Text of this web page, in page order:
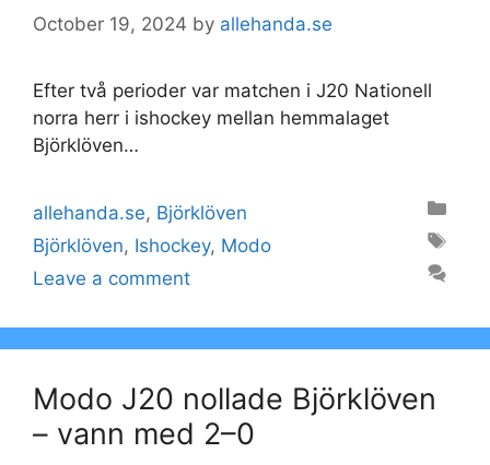
October 19, 2024 by allehanda.se
Efter två perioder var matchen i J20 Nationell
norra herr i ishockey mellan hemmalaget
Björklöven…
Categories
allehanda.se, Björklöven
Tags
Björklöven, Ishockey, Modo
Leave a comment
Modo J20 nollade Björklöven
– vann med 2–0